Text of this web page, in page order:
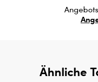
Ähnliche